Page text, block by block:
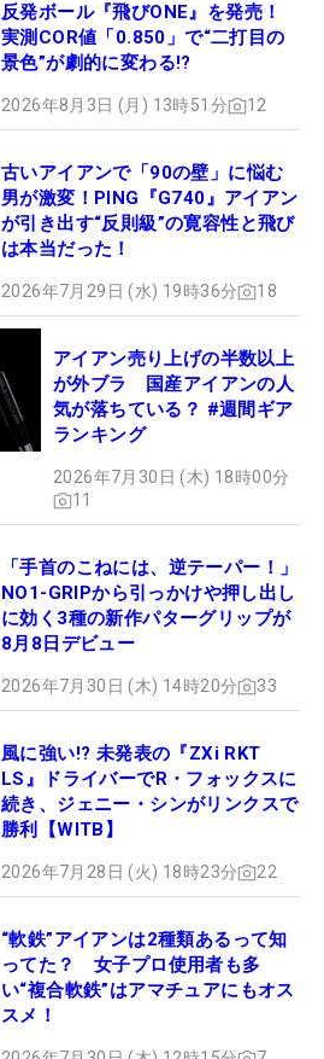
反発ボール『飛びONE』を発売！
実測COR値「0.850」で“二打目の
景色”が劇的に変わる!?
2026年8月3日 (月) 13時51分 12
古いアイアンで「90の壁」に悩む
男が激変！PING『G740』アイアン
が引き出す“反則級”の寛容性と飛び
は本当だった！
2026年7月29日 (水) 19時36分 18
アイアン売り上げの半数以上
が外ブラ 国産アイアンの人
気が落ちている？ #週間ギア
ランキング
2026年7月30日 (木) 18時00分
11
「手首のこねには、逆テーパー！」
NO1-GRIPから引っかけや押し出し
に効く3種の新作パターグリップが
8月8日デビュー
2026年7月30日 (木) 14時20分 33
風に強い!? 未発表の『ZXi RKT
LS』ドライバーでR・フォックスに
続き、ジェニー・シンがリンクスで
勝利【WITB】
2026年7月28日 (火) 18時23分 22
“軟鉄”アイアンは2種類あるって知
ってた？ 女子プロ使用者も多
い“複合軟鉄”はアマチュアにもオス
スメ！